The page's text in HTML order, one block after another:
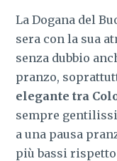
La Dogana del
sera con la sua
senza dubbio
pranzo,
elegante tra
sempre
a una pausa
più bassi